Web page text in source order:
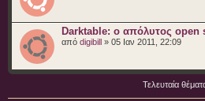
Darktable: ο απόλυτος open
από digibill » 05 Ιαν 2011, 22:09
Τελευταία